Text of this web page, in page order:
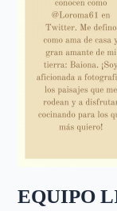
EQUIPO